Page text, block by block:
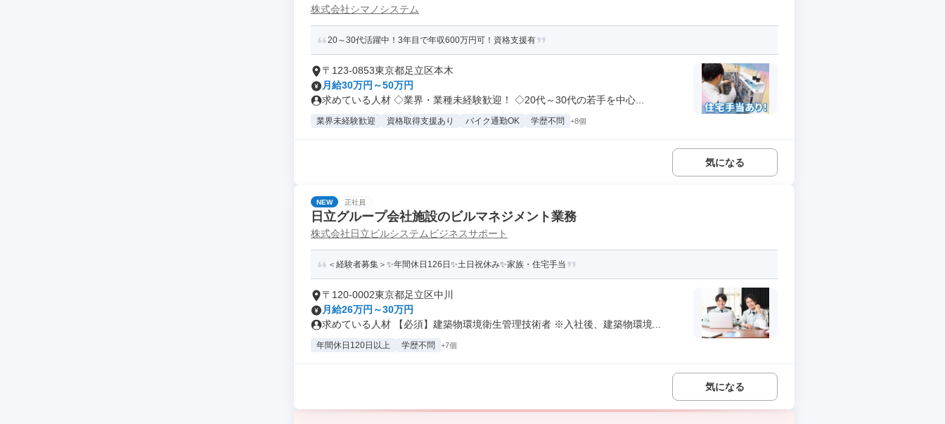
株式会社シマノシステム
20～30代活躍中！3年目で年収600万円可！資格支援有
〒123-0853東京都足立区本木
月給30万円～50万円
求めている人材 ◇業界・業種未経験歓迎！ ◇20代～30代の若手を中心...
業界未経験歓迎 資格取得支援あり バイク通勤OK 学歴不問 +8個
気になる
NEW 正社員
日立グループ会社施設のビルマネジメント業務
株式会社日立ビルシステムビジネスサポート
＜経験者募集＞✨年間休日126日✨土日祝休み✨家族・住宅手当
〒120-0002東京都足立区中川
月給26万円～30万円
求めている人材 【必須】建築物環境衛生管理技術者 ※入社後、建築物環境...
年間休日120日以上 学歴不問 +7個
気になる